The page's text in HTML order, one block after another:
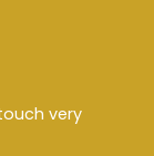
very